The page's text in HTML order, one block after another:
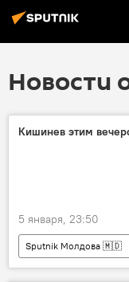
Новости
Кишинев этим
5 января, 23:50
Sputnik Молдова 🇲🇩